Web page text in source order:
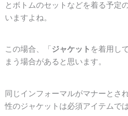
とボトムのセットなどを着る予定
いますよね。
この場合、「 ジャケット を着用し
まう場合があると思います。
同じインフォーマルがマナーとさ
性のジャケットは必須アイテムで